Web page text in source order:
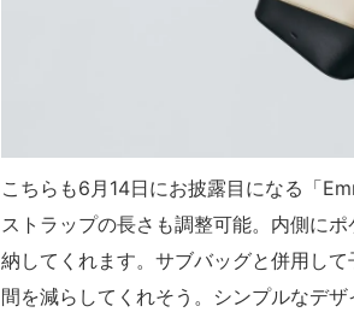
こちらも6月14日にお披露目になる「
ストラップの長さも調整可能。内側に
納してくれます。サブバッグと併用し
間を減らしてくれそう。シンプルなデ